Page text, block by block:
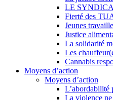
LE
Fierté des
Jeunes
Justice
La solidarité
Les
Cannabis
Moyens d’action
Moyens d’action
L’abordabilité
La violence